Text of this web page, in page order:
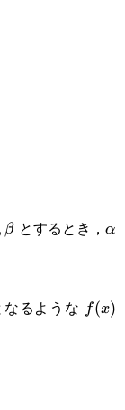
βとするとき， α
るような f(x)
f(x)